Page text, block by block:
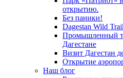
открытию.
Без паники!
Dagestan Wild
Промышленный
Дагестане
Визит Дагестан
Открытие
Наш блог